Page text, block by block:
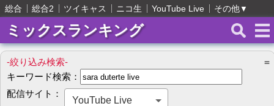
総合 総合2 ツイキャス ニコ生 YouTube Live その他▼
ミックスランキング
-絞り込み検索-
＝
キーワード検索：
配信サイト：
YouTube Live